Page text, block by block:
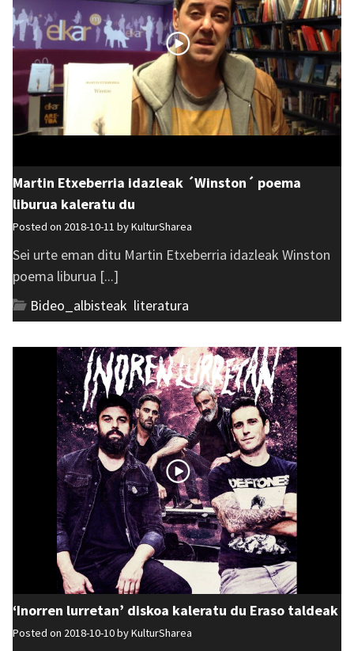
Martin Etxeberria idazleak ´Winston´ poema
liburua kaleratu du
Posted on 2018-10-11 byKulturSharea
Sei urte eman ditu Martin Etxeberria idazleak Winston
poema liburua [...]
Bideo_albisteak literatura
‘Inorren lurretan’ diskoa kaleratu du Eraso taldeak
Posted on 2018-10-10 byKulturSharea